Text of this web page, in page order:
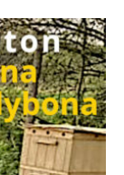
od razu, że
pozostania
oznacza
historii.